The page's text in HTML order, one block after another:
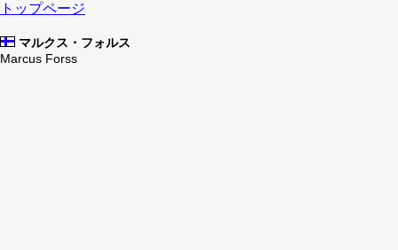
トップページ
マルクス・フォルス
Marcus Forss